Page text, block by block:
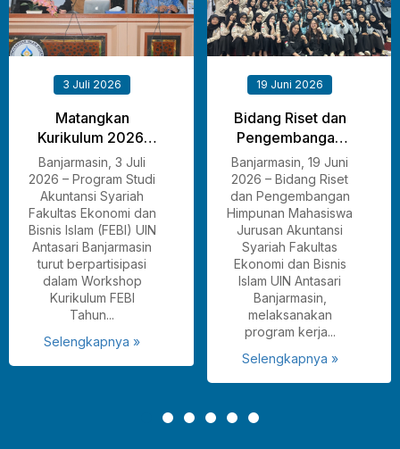
3 Juli 2026
Matangkan
Kurikulum 2026,
Prodi Akuntansi
Syariah Siapkan
Lulusan yang
Adaptif dan
Berdaya Saing
Banjarmasin, 3 Juli
2026 – Program Studi
Akuntansi Syariah
Fakultas Ekonomi dan
Bisnis Islam (FEBI) UIN
Antasari Banjarmasin
turut berpartisipasi
dalam Workshop
Kurikulum FEBI
Tahun...
Selengkapnya »
19 Juni 2026
Bidang Riset dan
Pengembangan
HMJ Akuntansi
Syariah
Selenggarakan
Studi Banding
Bersama HIMA-AK
UNISM dan
HIMATANSI
UNUKASE
Banjarmasin, 19 Juni
2026 – Bidang Riset
dan Pengembangan
Himpunan Mahasiswa
Jurusan Akuntansi
Syariah Fakultas
Ekonomi dan Bisnis
Islam UIN Antasari
Banjarmasin,
melaksanakan
program kerja...
Selengkapnya »